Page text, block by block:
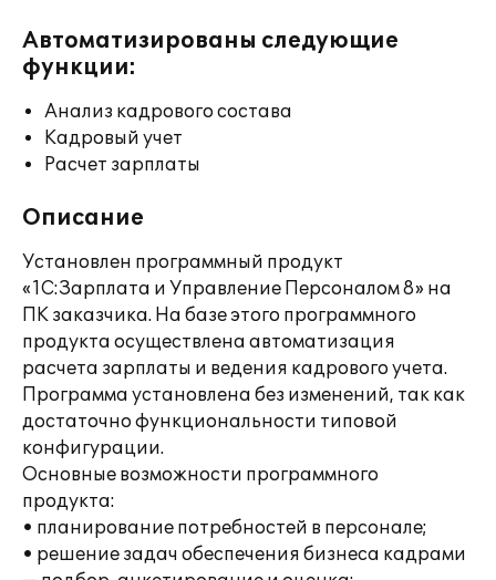
Автоматизированы следующие
функции:
Анализ кадрового состава
Кадровый учет
Расчет зарплаты
Описание
Установлен программный продукт
«1С:Зарплата и Управление Персоналом 8» на
ПК заказчика. На базе этого программного
продукта осуществлена автоматизация
расчета зарплаты и ведения кадрового учета.
Программа установлена без изменений, так как
достаточно функциональности типовой
конфигурации.
Основные возможности программного
продукта:
• планирование потребностей в персонале;
• решение задач обеспечения бизнеса кадрами